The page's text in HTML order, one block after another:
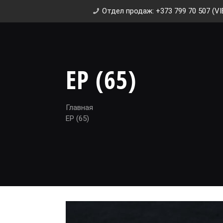
Отдел продаж: +373 799 70 507
EP (65)
Главная
EP (65)